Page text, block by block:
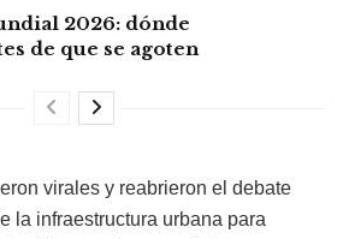
2026: dónde
de que se agoten
virales y reabrieron el debate
la infraestructura urbana para